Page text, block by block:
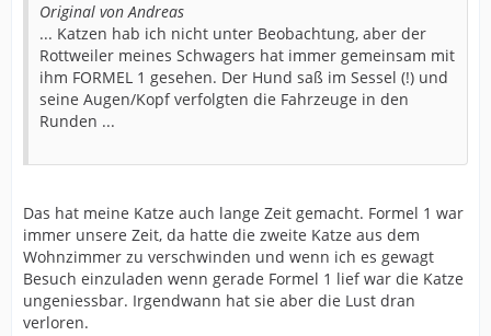
Original von Andreas
... Katzen hab ich nicht unter Beobachtung, aber der
Rottweiler meines Schwagers hat immer gemeinsam mit
ihm FORMEL 1 gesehen. Der Hund saß im Sessel (!) und
seine Augen/Kopf verfolgten die Fahrzeuge in den
Runden ...
Das hat meine Katze auch lange Zeit gemacht. Formel 1 war
immer unsere Zeit, da hatte die zweite Katze aus dem
Wohnzimmer zu verschwinden und wenn ich es gewagt
Besuch einzuladen wenn gerade Formel 1 lief war die Katze
ungeniessbar. Irgendwann hat sie aber die Lust dran
verloren.